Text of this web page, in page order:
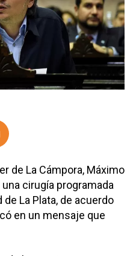
de La Cámpora, Máximo
cirugía programada
La Plata, de acuerdo
en un mensaje que